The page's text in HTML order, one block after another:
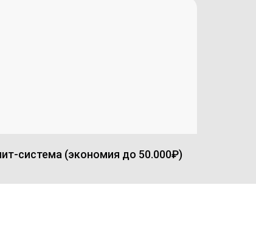
система (экономия до 50.000₽)